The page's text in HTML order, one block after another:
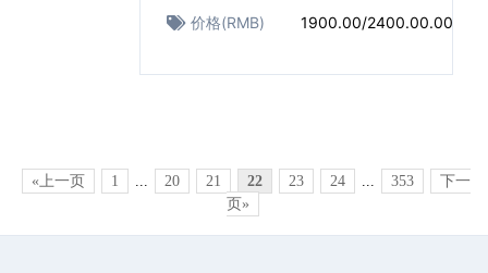
价格(RMB)
1900.00/2400.00.00
«上一页 1 ... 20 21 22 23 24 ... 353
下一
页»